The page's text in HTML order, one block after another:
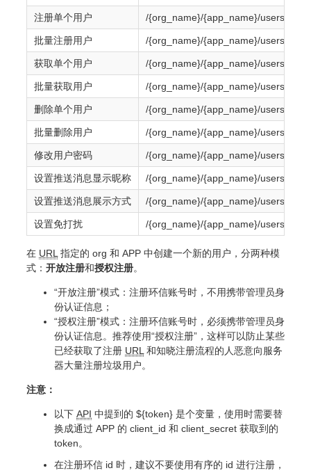
注册单个用户 /{org_name}/{app_name}/users
批量注册用户 /{org_name}/{app_name}/users
获取单个用户 /{org_name}/{app_name}/users/
批量获取用户 /{org_name}/{app_name}/users
删除单个用户 /{org_name}/{app_name}/users/
批量删除用户 /{org_name}/{app_name}/users
修改用户密码 /{org_name}/{app_name}/users/
设置推送消息显示昵称 /{org_name}/{app_name}/users/
设置推送消息展示方式 /{org_name}/{app_name}/users/
设置免打扰 /{org_name}/{app_name}/users/
在 URL指定的 org 和 APP 中创建一个新的用户，分两种模
式： 开放注册和授权注册。
“开放注册”模式：注册环信账号时，不用携带管理员身
份认证信息；
“授权注册”模式：注册环信账号时，必须携带管理员身
份认证信息。推荐使用“授权注册”，这样可以防止某些
已经获取了注册 URL和知晓注册流程的人恶意向服务
器大量注册垃圾用户。
注意：
以下 API 中提到的 ${token} 是个变量，使用时需要替
换成通过 APP 的 client_id 和 client_secret 获取到的
token。
在注册环信 id 时，建议不要使用有序的 id 进行注册，